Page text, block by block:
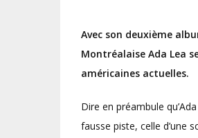
Avec son deuxième
Montréalaise Ada Lea
américaines actuelles.
Dire en préambule
fausse piste, celle d’une